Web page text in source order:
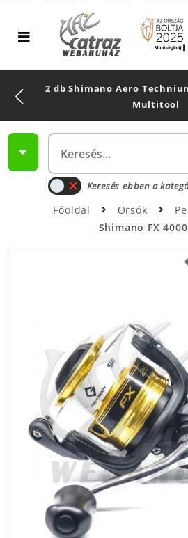
2 db Shimano Aero
Multitool
Keresés ebben a
Főoldal Orsók
Shimano FX